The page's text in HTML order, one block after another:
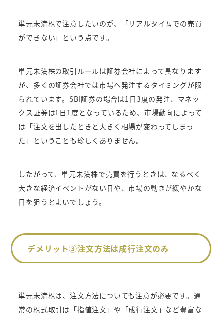
単元未満株で注意したいのが、「リアルタイムでの売買
ができない」という点です。
単元未満株の取引ルールは証券会社によって異なります
が、多くの証券会社では市場へ発注するタイミングが限
られています。SBI証券の場合は1日3度の発注、マネッ
クス証券は1日1度となっているため、市場動向によって
は「注文を出したときと大きく相場が変わってしまっ
た」ということも珍しくありません。
したがって、単元未満株で売買を行うときは、なるべく
大きな経済イベントがない日や、市場の動きが緩やかな
日を狙うとよいでしょう。
デメリット③注文方法は成行注文のみ
単元未満株は、注文方法についても注意が必要です。通
常の株式取引は「指値注文」や「成行注文」など豊富な